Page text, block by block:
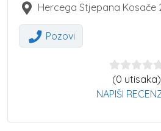
Hercega Stjepana Kosače
Pozovi
(0 utisaka)
NAPIŠI